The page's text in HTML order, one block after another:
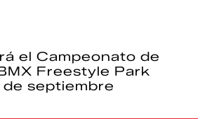
el Campeonato de
Freestyle Park
septiembre